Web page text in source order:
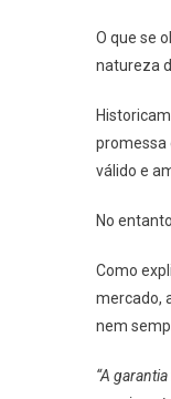
O que se
natureza
promessa
válido e
No
Como
mercado,
nem
“A